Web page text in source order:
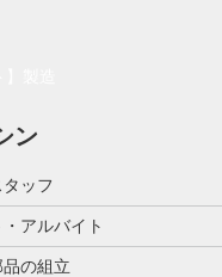
ン
ッフ
アルバイト
の組立